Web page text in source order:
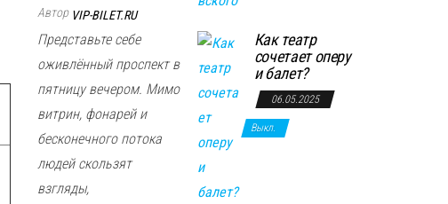
Автор VIP-BILET.RU
Представьте себе
оживлённый проспект в
пятницу вечером. Мимо
витрин, фонарей и
бесконечного потока
людей скользят
взгляды,
Как театр
сочетает оперу
и балет?
06.05.2025
Выкл.